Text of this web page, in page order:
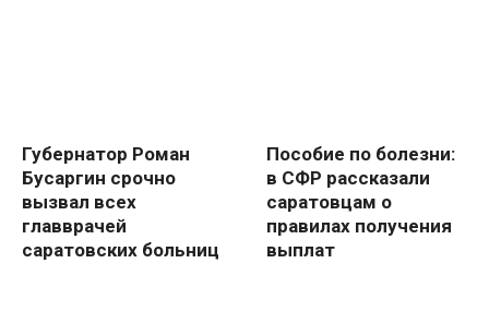
Губернатор Роман
Бусаргин срочно
вызвал всех
главврачей
саратовских больниц
Пособие по болезни:
в СФР рассказали
саратовцам о
правилах получения
выплат